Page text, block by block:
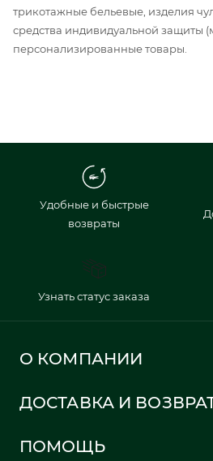
трикотажные бельевые, изделия
средства индивидуальной защиты
персонализированные товары.
Удобные и быстрые
возвраты
Узнать статус заказа
О КОМПАНИИ
Политика в отношении обработки
ДОСТАВКА И
Информация о доставке
ПОМОЩЬ